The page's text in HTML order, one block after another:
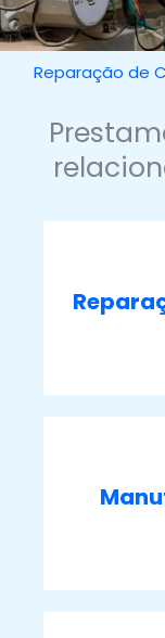
Reparação de